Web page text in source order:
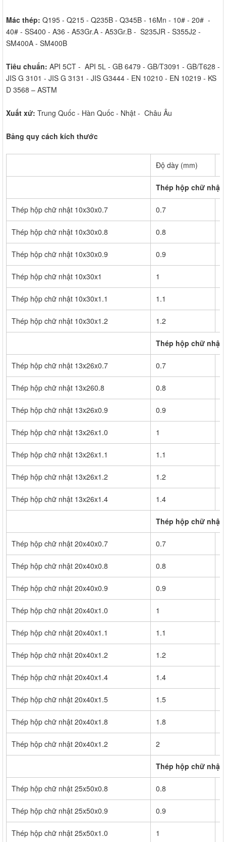
Mác thép: Q195 - Q215 - Q235B - Q345B - 16Mn - 10# - 20# -
40# - SS400 - A36 - A53Gr.A - A53Gr.B - S235JR - S355J2 -
SM400A - SM400B
Tiêu chuẩn: API 5CT - API 5L - GB 6479 - GB/T3091 - GB/T628 -
JIS G 3101 - JIS G 3131 - JIS G3444 - EN 10210 - EN 10219 - KS
D 3568 – ASTM
Xuất xứ: Trung Quốc - Hàn Quốc - Nhật - Châu Âu
Bảng quy cách kích thước
Độ dày (mm)
Thép hộp chữ nhật
Thép hộp chữ nhật 10x30x0.7 0.7
Thép hộp chữ nhật 10x30x0.8 0.8
Thép hộp chữ nhật 10x30x0.9 0.9
Thép hộp chữ nhật 10x30x1 1
Thép hộp chữ nhật 10x30x1.1 1.1
Thép hộp chữ nhật 10x30x1.2 1.2
Thép hộp chữ nhật
Thép hộp chữ nhật 13x26x0.7 0.7
Thép hộp chữ nhật 13x260.8 0.8
Thép hộp chữ nhật 13x26x0.9 0.9
Thép hộp chữ nhật 13x26x1.0 1
Thép hộp chữ nhật 13x26x1.1 1.1
Thép hộp chữ nhật 13x26x1.2 1.2
Thép hộp chữ nhật 13x26x1.4 1.4
Thép hộp chữ nhật
Thép hộp chữ nhật 20x40x0.7 0.7
Thép hộp chữ nhật 20x40x0.8 0.8
Thép hộp chữ nhật 20x40x0.9 0.9
Thép hộp chữ nhật 20x40x1.0 1
Thép hộp chữ nhật 20x40x1.1 1.1
Thép hộp chữ nhật 20x40x1.2 1.2
Thép hộp chữ nhật 20x40x1.4 1.4
Thép hộp chữ nhật 20x40x1.5 1.5
Thép hộp chữ nhật 20x40x1.8 1.8
Thép hộp chữ nhật 20x40x1.2 2
Thép hộp chữ nhật
Thép hộp chữ nhật 25x50x0.8 0.8
Thép hộp chữ nhật 25x50x0.9 0.9
Thép hộp chữ nhật 25x50x1.0 1